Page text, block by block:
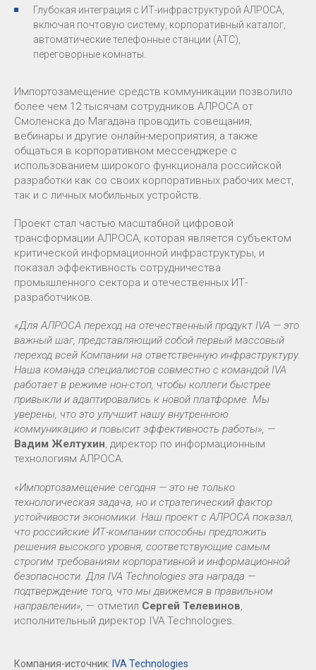
Глубокая интеграция с ИТ-инфраструктурой АЛРОСА,
включая почтовую систему, корпоративный каталог,
автоматические телефонные станции (АТС),
переговорные комнаты.
Импортозамещение средств коммуникации позволило
более чем 12 тысячам сотрудников АЛРОСА от
Смоленска до Магадана проводить совещания,
вебинары и другие онлайн-мероприятия, а также
общаться в корпоративном мессенджере с
использованием широкого функционала российской
разработки как со своих корпоративных рабочих мест,
так и с личных мобильных устройств.
Проект стал частью масштабной цифровой
трансформации АЛРОСА, которая является субъектом
критической информационной инфраструктуры, и
показал эффективность сотрудничества
промышленного сектора и отечественных ИТ-
разработчиков.
«Для АЛРОСА переход на отечественный продукт IVA — это
важный шаг, представляющий собой первый массовый
переход всей Компании на ответственную инфраструктуру.
Наша команда специалистов совместно с командой IVA
работает в режиме нон-стоп, чтобы коллеги быстрее
привыкли и адаптировались к новой платформе. Мы
уверены, что это улучшит нашу внутреннюю
коммуникацию и повысит эффективность работы», —
Вадим Желтухин, директор по информационным
технологиям АЛРОСА.
«Импортозамещение сегодня — это не только
технологическая задача, но и стратегический фактор
устойчивости экономики. Наш проект с АЛРОСА показал,
что российские ИТ-компании способны предложить
решения высокого уровня, соответствующие самым
строгим требованиям корпоративной и информационной
безопасности. Для IVA Technologies эта награда —
подтверждение того, что мы движемся в правильном
направлении», — отметил Сергей Телевинов,
исполнительный директор IVA Technologies.
Компания-источник: IVA Technologies